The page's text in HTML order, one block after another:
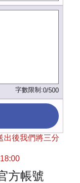
字數限制:0/500
出後我們將三分
方帳號